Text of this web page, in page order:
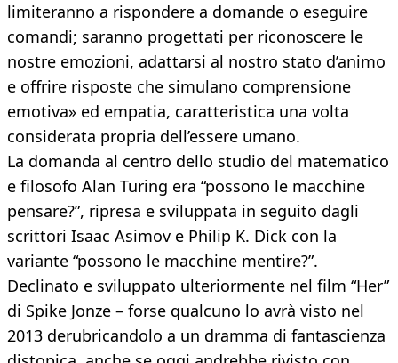
limiteranno a rispondere a domande o eseguire
comandi; saranno progettati per riconoscere le
nostre emozioni, adattarsi al nostro stato d’animo
e offrire risposte che simulano comprensione
emotiva» ed empatia, caratteristica una volta
considerata propria dell’essere umano.
La domanda al centro dello studio del matematico
e filosofo Alan Turing era “possono le macchine
pensare?”, ripresa e sviluppata in seguito dagli
scrittori Isaac Asimov e Philip K. Dick con la
variante “possono le macchine mentire?”.
Declinato e sviluppato ulteriormente nel film “Her”
di Spike Jonze – forse qualcuno lo avrà visto nel
2013 derubricandolo a un dramma di fantascienza